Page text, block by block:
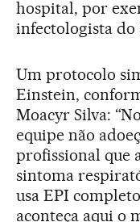
hospital, por
infectologista do
Um protocolo
Einstein,
Moacyr Silva:
equipe não
profissional que
sintoma
usa EPI
aconteça aqui o